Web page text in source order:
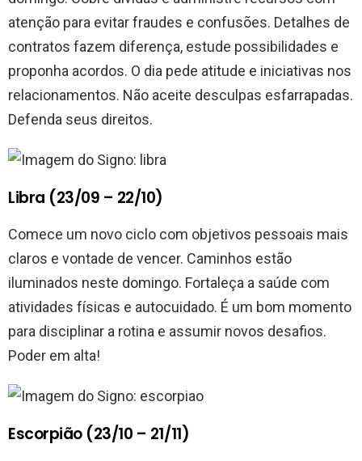
atenção para evitar fraudes e confusões. Detalhes de
contratos fazem diferença, estude possibilidades e
proponha acordos. O dia pede atitude e iniciativas nos
relacionamentos. Não aceite desculpas esfarrapadas.
Defenda seus direitos.
Libra (23/09 – 22/10)
Comece um novo ciclo com objetivos pessoais mais
claros e vontade de vencer. Caminhos estão
iluminados neste domingo. Fortaleça a saúde com
atividades físicas e autocuidado. É um bom momento
para disciplinar a rotina e assumir novos desafios.
Poder em alta!
Escorpião (23/10 – 21/11)